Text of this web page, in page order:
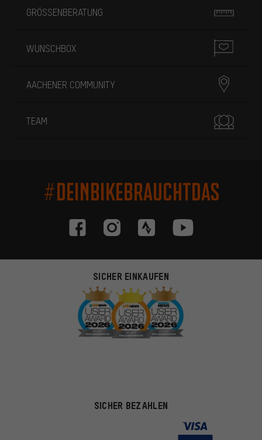
GRÖSSENBERATUNG
WUNSCHBOX
AACHENER COMMUNITY
TEAM
#DEINBIKEBRAUCHTDAS
SICHER EINKAUFEN
SICHER BEZAHLEN